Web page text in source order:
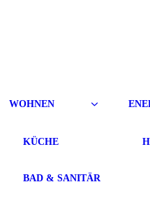
WOHNEN
KÜCHE
BAD & SANITÄR